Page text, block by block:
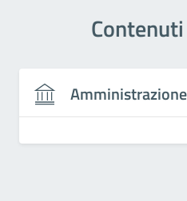
Amministrazione